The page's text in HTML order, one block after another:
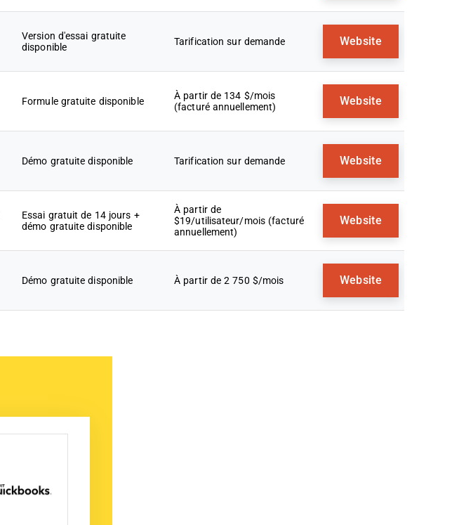
Version d'essai gratuite
disponible
Tarification sur demande Website
Formule gratuite disponible
À partir de 134 $/mois
(facturé annuellement)
Website
Démo gratuite disponible Tarification sur demande Website
Essai gratuit de 14 jours +
démo gratuite disponible
À partir de
$19/utilisateur/mois (facturé
annuellement)
Website
Démo gratuite disponible À partir de 2 750 $/mois Website